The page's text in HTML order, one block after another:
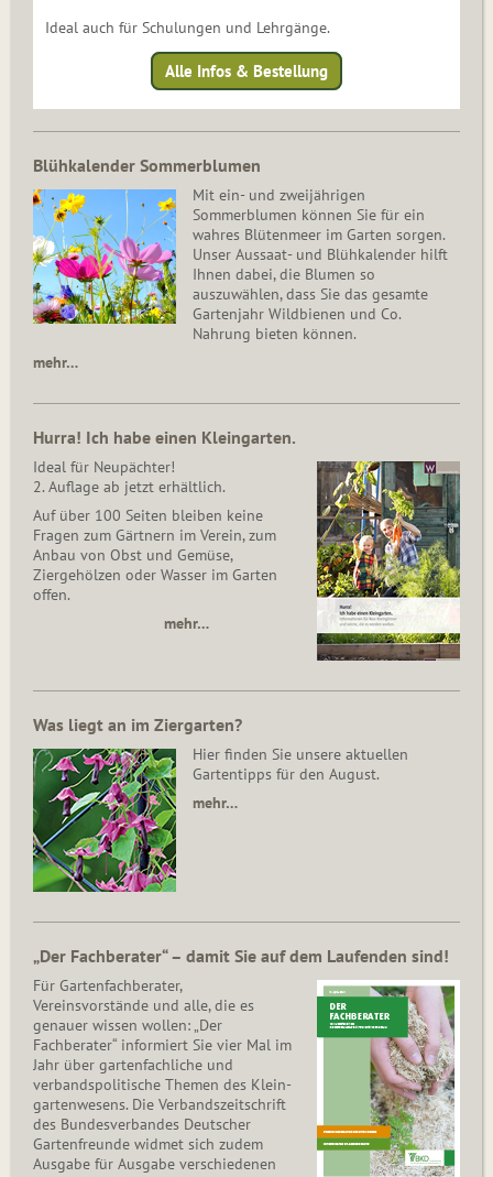
Ideal auch für Schulungen und Lehrgänge.
Alle Infos & Bestellung
Blühkalender Sommerblumen
Mit ein- und zweijährigen
Sommerblumen können Sie für ein
wahres Blütenmeer im Garten sorgen.
Unser Aussaat- und Blühkalender hilft
Ihnen dabei, die Blumen so
auszuwählen, dass Sie das gesamte
Gartenjahr Wildbienen und Co.
Nahrung bieten können.
mehr…
Hurra! Ich habe einen Kleingarten.
Ideal für Neupächter!
2. Auflage ab jetzt erhältlich.
Auf über 100 Seiten bleiben keine
Fragen zum Gärtnern im Verein, zum
Anbau von Obst und Gemüse,
Ziergehölzen oder Wasser im Garten
offen.
mehr…
Was liegt an im Ziergarten?
Hier finden Sie unsere aktuellen
Gartentipps für den August.
mehr…
„Der Fachberater“ – damit Sie auf dem Laufenden sind!
Für Gartenfachberater,
Vereinsvorstände und alle, die es
genauer wissen wollen: „Der
Fachberater“ informiert Sie vier Mal im
Jahr über gartenfachliche und
verbandspolitische Themen des Klein­
gar­ten­wesens. Die Ver­bands­zeit­schrift
des Bun­des­ver­ban­des Deutscher
Gartenfreunde widmet sich zudem
Ausgabe für Ausgabe verschiedenen